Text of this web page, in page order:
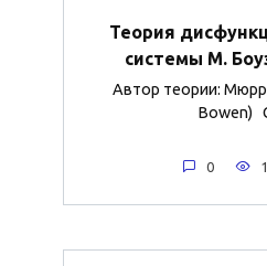
Теория
системы М.
Автор теории:
Bowen)
0